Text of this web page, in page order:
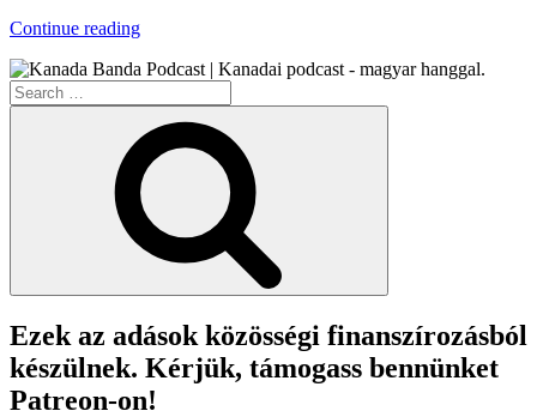
Continue reading“Nyunyológia*”
Search
for:
Ezek az adások közösségi finanszírozásból
készülnek. Kérjük, támogass bennünket
Patreon-on!